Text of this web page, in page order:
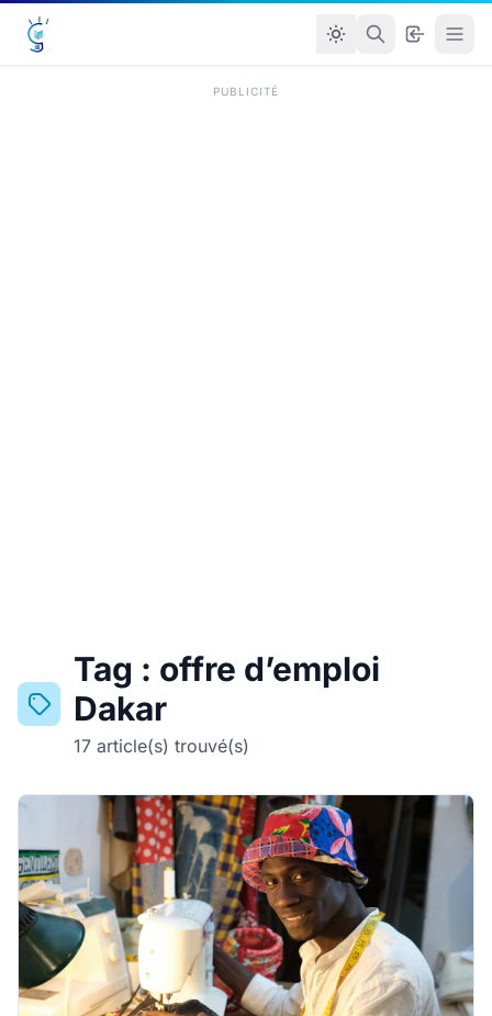
PUBLICITÉ
Tag : offre d’emploi
Dakar
17 article(s) trouvé(s)